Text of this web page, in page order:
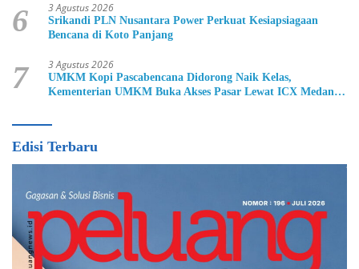
6 3 Agustus 2026
Srikandi PLN Nusantara Power Perkuat Kesiapsiagaan
Bencana di Koto Panjang
7 3 Agustus 2026
UMKM Kopi Pascabencana Didorong Naik Kelas,
Kementerian UMKM Buka Akses Pasar Lewat ICX Medan
Edisi Terbaru